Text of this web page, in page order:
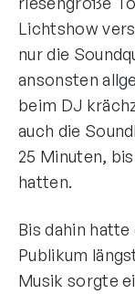
Lichtshow
nur die
ansonsten
beim DJ
auch die
25 Minuten,
hatten.
Bis dahin
Publikum
Musik sorgte